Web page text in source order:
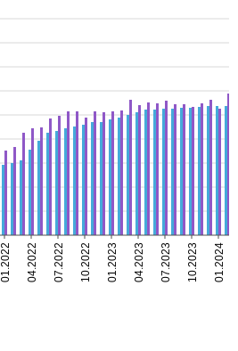
01.2022 04.2022 07.2022 10.2022 01.2023 04.2023 07.2023 10.2023 01.2024